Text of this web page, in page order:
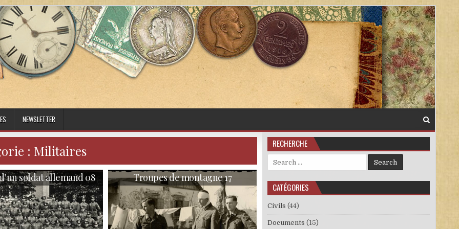
NEWSLETTER
: Militaires
soldat allemand 08 Troupes de montagne 17
RECHERCHE
Search for:
CATÉGORIES
Civils (44)
Documents (15)